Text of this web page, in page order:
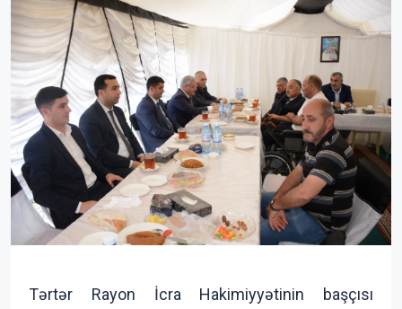
Tərtər Rayon İcra Hakimiyyətinin başçısı